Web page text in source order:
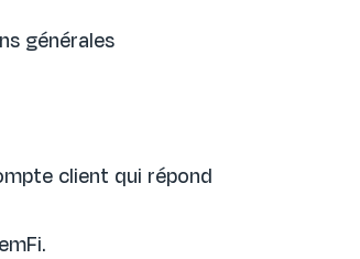
générales
client qui répond